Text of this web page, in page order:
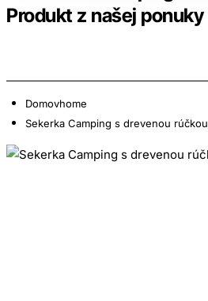
Produkt z našej ponuky
Domovhome
Sekerka Camping s drevenou rúčkou